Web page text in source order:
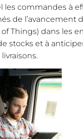
les commandes à
de l’avancement
Things) dans les
stocks et à